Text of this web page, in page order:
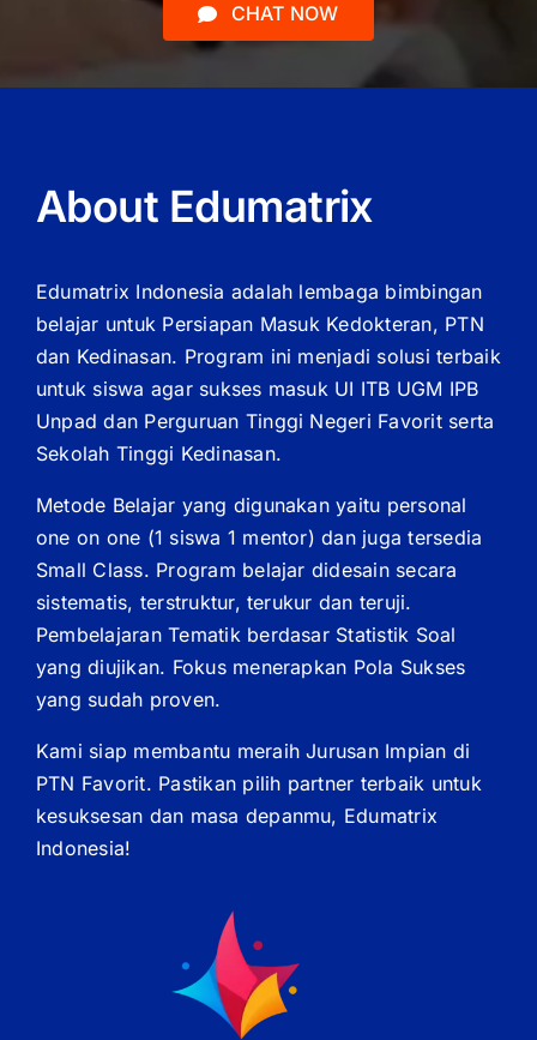
CHAT NOW
About Edumatrix
Edumatrix Indonesia adalah lembaga bimbingan
belajar untuk Persiapan Masuk Kedokteran, PTN
dan Kedinasan. Program ini menjadi solusi terbaik
untuk siswa agar sukses masuk UI ITB UGM IPB
Unpad dan Perguruan Tinggi Negeri Favorit serta
Sekolah Tinggi Kedinasan.
Metode Belajar yang digunakan yaitu personal
one on one (1 siswa 1 mentor) dan juga tersedia
Small Class. Program belajar didesain secara
sistematis, terstruktur, terukur dan teruji.
Pembelajaran Tematik berdasar Statistik Soal
yang diujikan. Fokus menerapkan Pola Sukses
yang sudah proven.
Kami siap membantu meraih Jurusan Impian di
PTN Favorit. Pastikan pilih partner terbaik untuk
kesuksesan dan masa depanmu, Edumatrix
Indonesia!